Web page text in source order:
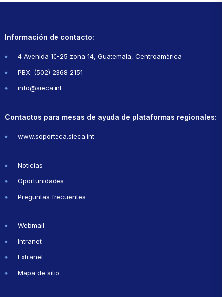
Información de contacto:
4 Avenida 10-25 zona 14, Guatemala, Centroamérica
PBX: (502) 2368 2151
info@sieca.int
Contactos para mesas de ayuda de plataformas regionales:
www.soporteca.sieca.int
Noticias
Oportunidades
Preguntas frecuentes
Webmail
Intranet
Extranet
Mapa de sitio